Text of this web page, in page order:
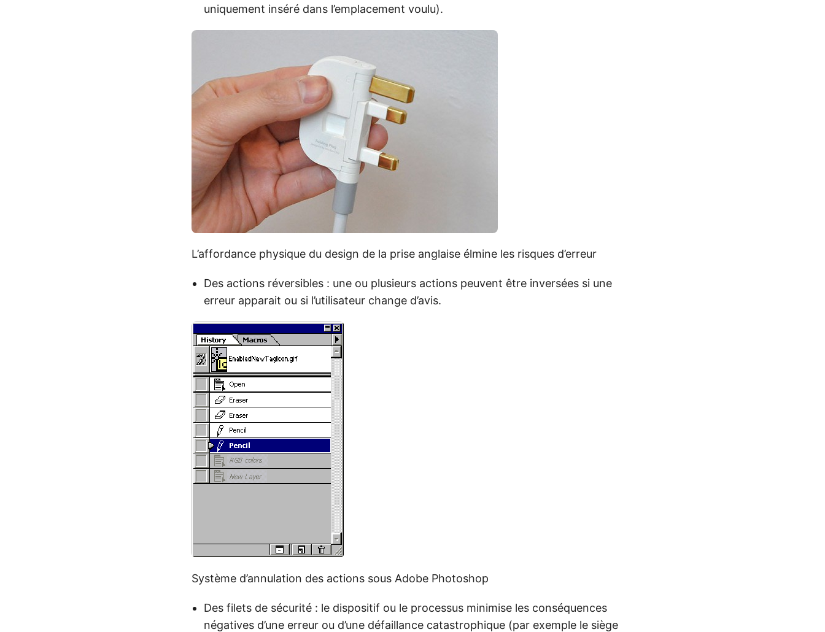
uniquement inséré dans l’emplacement voulu).
L’affordance physique du design de la prise anglaise élmine les risques d’erreur
Des actions réversibles : une ou plusieurs actions peuvent être inversées si une
erreur apparait ou si l’utilisateur change d’avis.
Système d’annulation des actions sous Adobe Photoshop
Des filets de sécurité : le dispositif ou le processus minimise les conséquences
négatives d’une erreur ou d’une défaillance catastrophique (par exemple le siège